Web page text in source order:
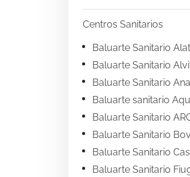
Centros Sanitarios
Baluarte Sanitario
Baluarte Sanitario
Baluarte Sanitario
Baluarte sanitario
Baluarte Sanitario
Baluarte Sanitario
Baluarte Sanitario
Baluarte Sanitario